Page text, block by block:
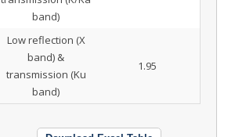
band)
Low reflection (X
band) &
transmission (Ku
band)
1.95